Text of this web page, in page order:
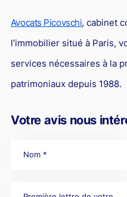
Avocats Picovschi, cabinet
l’immobilier situé à Paris,
services nécessaires à la
patrimoniaux depuis 1988.
Votre avis nous